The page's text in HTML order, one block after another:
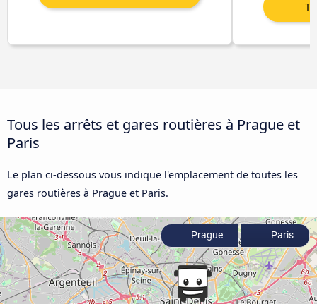
Tous les arrêts et gares routières à Prague et
Paris
Le plan ci-dessous vous indique l'emplacement de toutes les
gares routières à Prague et Paris.
Prague Paris